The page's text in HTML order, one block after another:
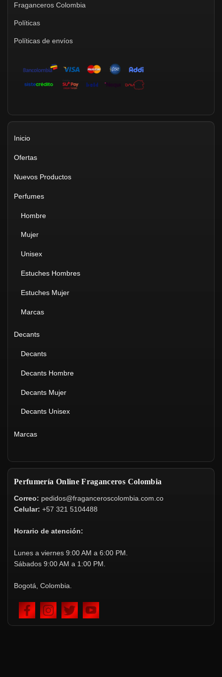
Fraganceros Colombia
Políticas
Políticas de envíos
Inicio
Ofertas
Nuevos Productos
Perfumes
Hombre
Mujer
Unisex
Estuches Hombres
Estuches Mujer
Marcas
Decants
Decants
Decants Hombre
Decants Mujer
Decants Unisex
Marcas
Perfumería Online Fraganceros Colombia
Correo: pedidos@fraganceroscolombia.com.co
Celular: +57 321 5104488
Horario de atención:
Lunes a viernes 9:00 AM a 6:00 PM.
Sábados 9:00 AM a 1:00 PM.
Bogotá, Colombia.